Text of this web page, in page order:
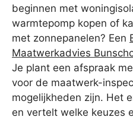
beginnen met
warmtepomp kopen of
met zonnepanelen? Een
Maatwerkadvies
Je plant een afspraak
voor de maatwerk-
mogelijkheden zijn. Het
en vertelt welke keuzes